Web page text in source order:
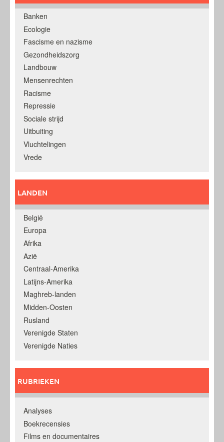
Banken
Ecologie
Fascisme en nazisme
Gezondheidszorg
Landbouw
Mensenrechten
Racisme
Repressie
Sociale strijd
Uitbuiting
Vluchtelingen
Vrede
LANDEN
België
Europa
Afrika
Azië
Centraal-Amerika
Latijns-Amerika
Maghreb-landen
Midden-Oosten
Rusland
Verenigde Staten
Verenigde Naties
RUBRIEKEN
Analyses
Boekrecensies
Films en documentaires